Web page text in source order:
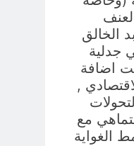
الخالق
جدلية
اضافة
,
مع
الغواية